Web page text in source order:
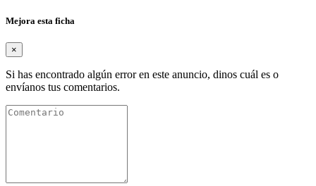
Mejora esta ficha
×
Si has encontrado algún error en este anuncio, dinos cuál es o
envíanos tus comentarios.